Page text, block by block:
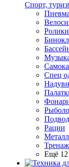
Спорт,
Спец
Рации
Ещё 12